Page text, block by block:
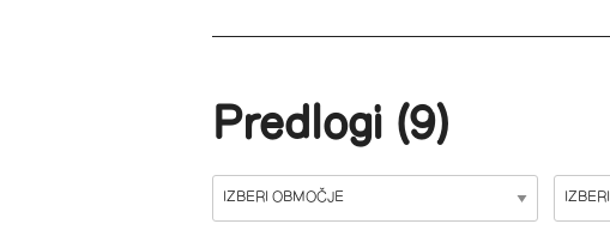
Predlogi (9)